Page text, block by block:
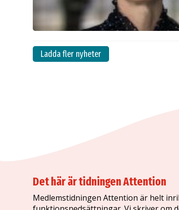
Ladda fler nyheter
Det här är tidningen Attention
Medlemstidningen Attention är helt